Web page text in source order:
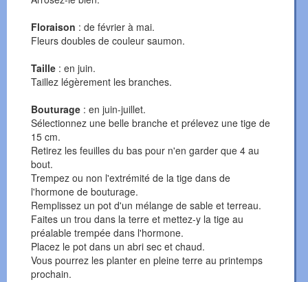
Floraison : de février à mai.
Fleurs doubles de couleur saumon.
Taille : en juin.
Taillez légèrement les branches.
Bouturage : en juin-juillet.
Sélectionnez une belle branche et prélevez une tige de
15 cm.
Retirez les feuilles du bas pour n'en garder que 4 au
bout.
Trempez ou non l'extrémité de la tige dans de
l'hormone de bouturage.
Remplissez un pot d'un mélange de sable et terreau.
Faites un trou dans la terre et mettez-y la tige au
préalable trempée dans l'hormone.
Placez le pot dans un abri sec et chaud.
Vous pourrez les planter en pleine terre au printemps
prochain.